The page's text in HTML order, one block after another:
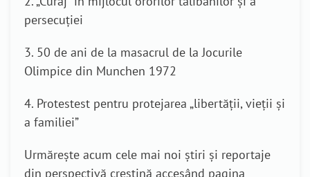
persecuției
3. 50 de ani de la masacrul de la Jocurile
Olimpice din Munchen 1972
4. Protestest pentru protejarea „libertății, vieții și
a familiei”
Urmărește acum cele mai noi știri și reportaje
din perspectivă creștină accesând pagina